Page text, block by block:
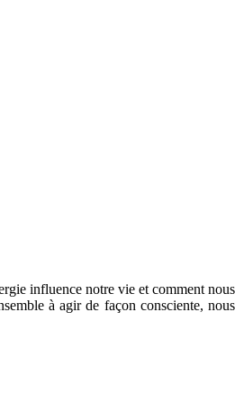
influence notre vie et comment nous
à agir de façon consciente, nous